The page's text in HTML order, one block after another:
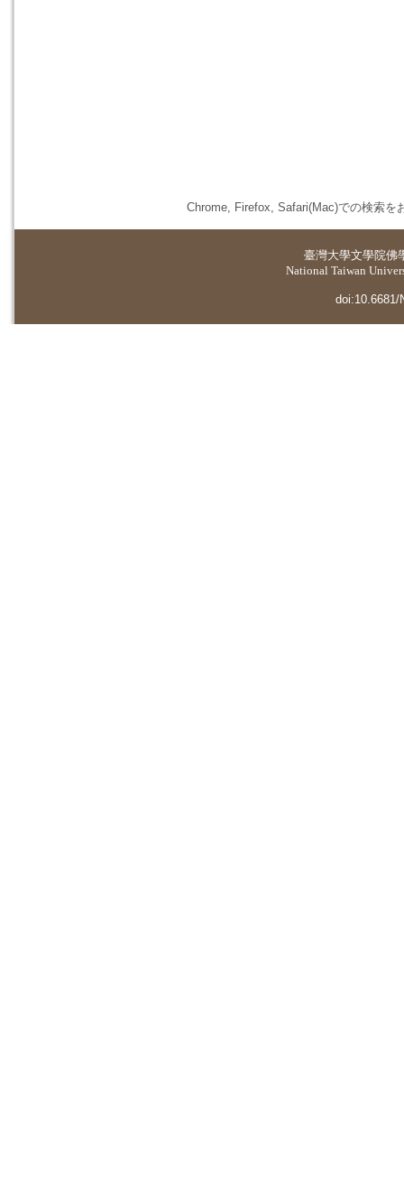
Chrome, Firefox, Safari(Mac)での検索を
臺灣大學文學院佛
National Taiwan
doi:10.6681/